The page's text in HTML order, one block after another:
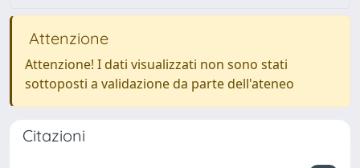
Attenzione
Attenzione! I dati visualizzati non sono stati
sottoposti a validazione da parte dell'ateneo
Citazioni